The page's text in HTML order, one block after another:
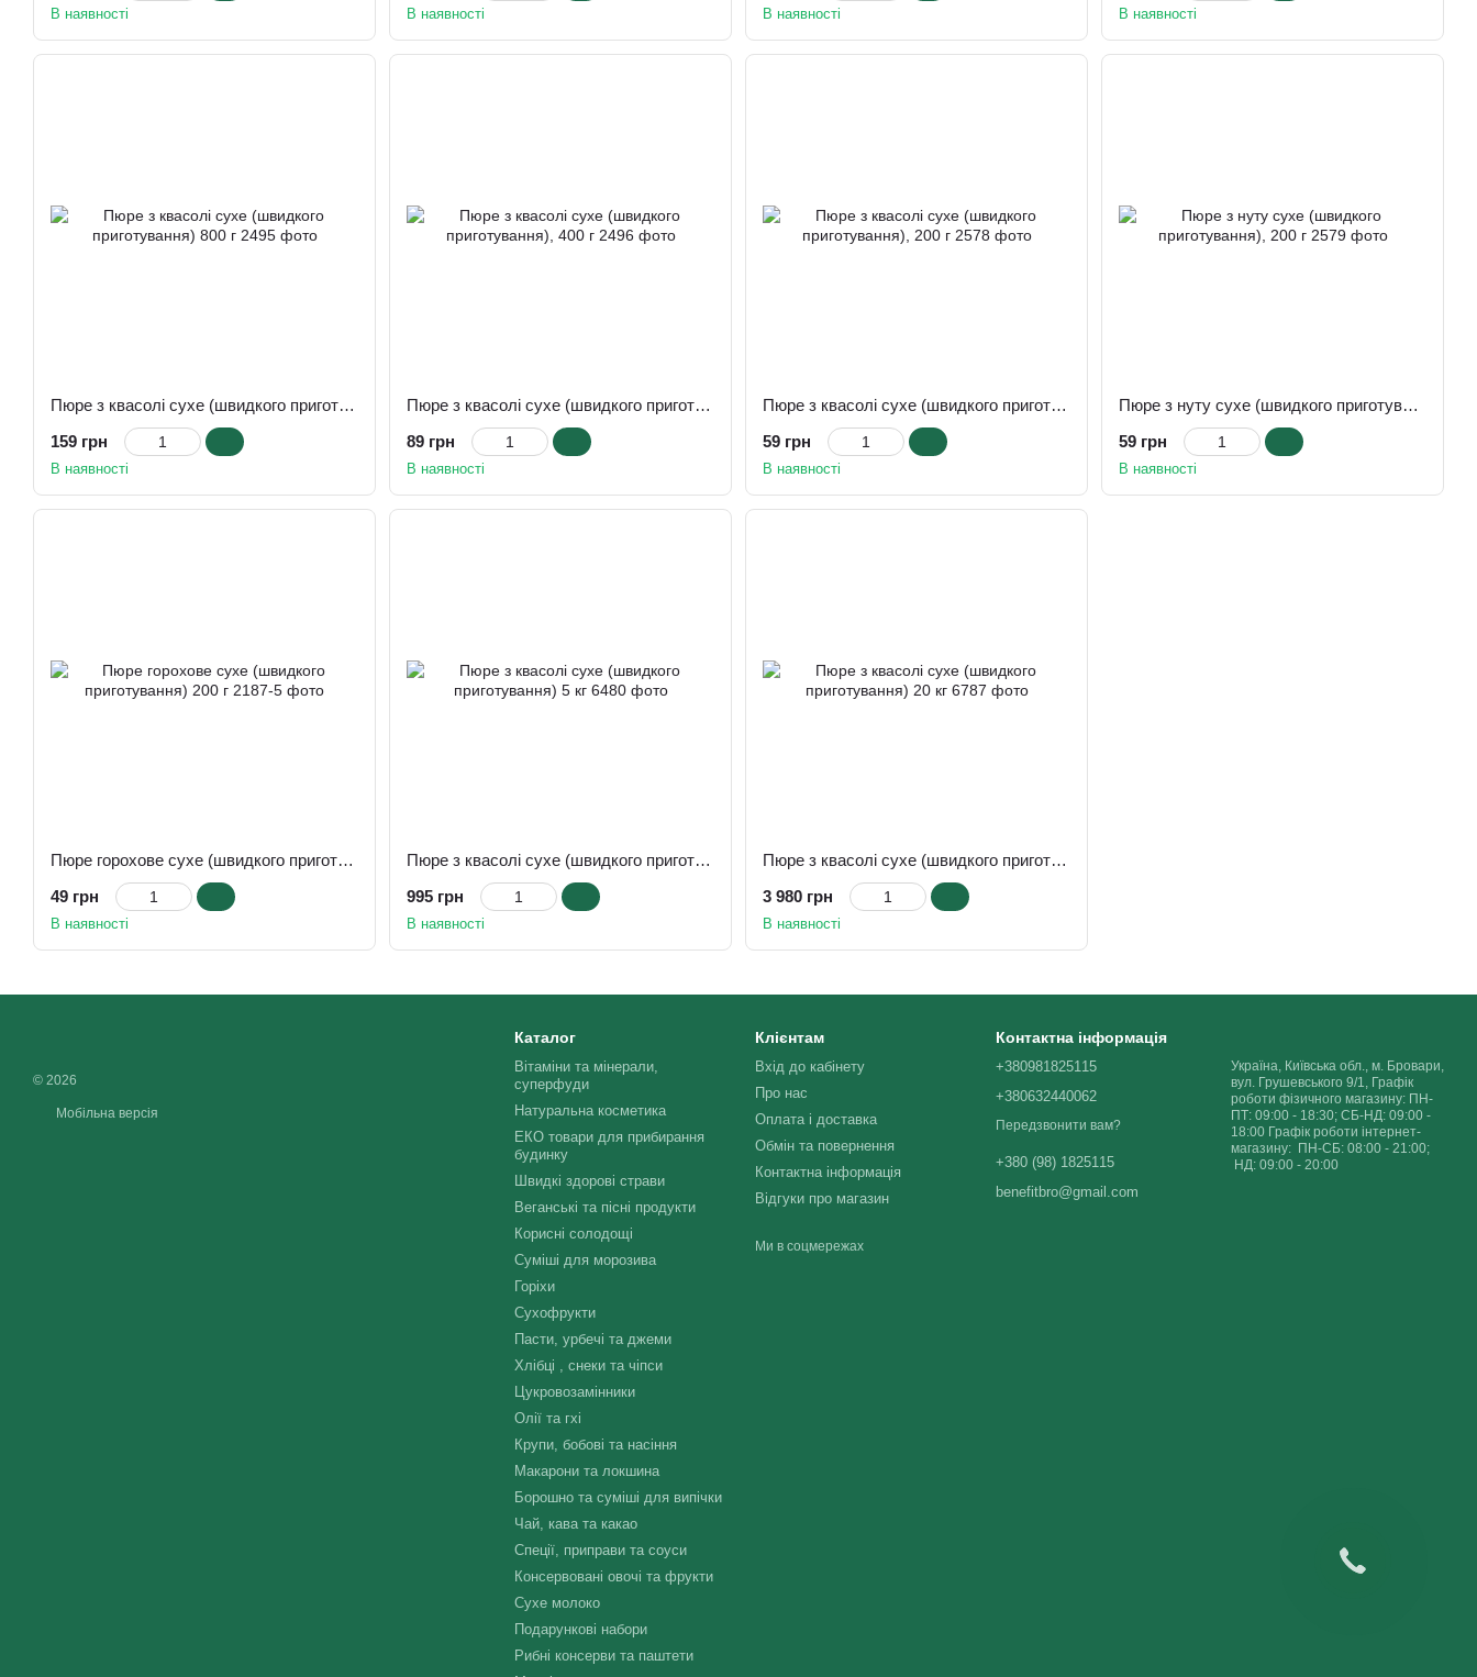
В наявності В наявності В наявності В наявності
Пюре з квасолі сухе (швидкого приготування) 800 г
159 грн
В наявності
Пюре з квасолі сухе (швидкого приготування), 400 г
89 грн
В наявності
Пюре з квасолі сухе (швидкого приготування), 200 г
59 грн
В наявності
Пюре з нуту сухе (швидкого приготування), 200 г
59 грн
В наявності
Пюре горохове сухе (швидкого приготування) 200 г
49 грн
В наявності
Пюре з квасолі сухе (швидкого приготування) 5 кг
995 грн
В наявності
Пюре з квасолі сухе (швидкого приготування) 20 кг
3 980 грн
В наявності
© 2026
Мобільна версія
Каталог
Вітаміни та мінерали,
суперфуди
Натуральна косметика
ЕКО товари для прибирання
будинку
Швидкі здорові страви
Веганські та пісні продукти
Корисні солодощі
Суміші для морозива
Горіхи
Сухофрукти
Пасти, урбечі та джеми
Хлібці , снеки та чіпси
Цукровозамінники
Олії та гхі
Крупи, бобові та насіння
Макарони та локшина
Борошно та суміші для випічки
Чай, кава та какао
Спеції, приправи та соуси
Консервовані овочі та фрукти
Сухе молоко
Подарункові набори
Рибні консерви та паштети
Клієнтам
Вхід до кабінету
Про нас
Оплата і доставка
Обмін та повернення
Контактна інформація
Відгуки про магазин
Ми в соцмережах
Контактна інформація
+380981825115
+380632440062
Передзвонити вам?
+380 (98) 1825115
benefitbro@gmail.com
Україна, Київська обл., м. Бровари,
вул. Грушевського 9/1, Графік
роботи фізичного магазину: ПН-
ПТ: 09:00 - 18:30; СБ-НД: 09:00 -
18:00 Графік роботи інтернет-
магазину: ПН-СБ: 08:00 - 21:00;
НД: 09:00 - 20:00